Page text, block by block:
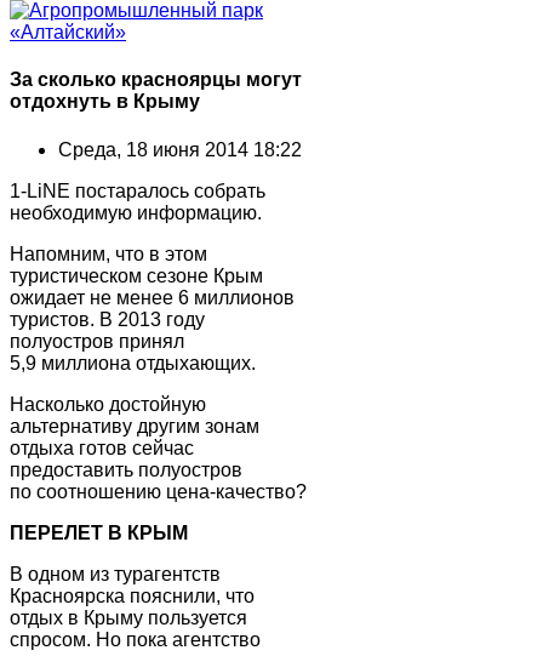
За сколько красноярцы могут
отдохнуть в Крыму
Среда, 18 июня 2014 18:22
1-LiNE постаралось собрать
необходимую информацию.
Напомним, что в этом
туристическом сезоне Крым
ожидает не менее 6 миллионов
туристов. В 2013 году
полуостров принял
5,9 миллиона отдыхающих.
Насколько достойную
альтернативу другим зонам
отдыха готов сейчас
предоставить полуостров
по соотношению цена-качество?
ПЕРЕЛЕТ В КРЫМ
В одном из турагентств
Красноярска пояснили, что
отдых в Крыму пользуется
спросом. Но пока агентство